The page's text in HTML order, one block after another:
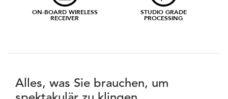
ON-BOARD WIRELESS
RECEIVER
STUDIO GRADE
PROCESSING
Alles, was Sie brauchen, um